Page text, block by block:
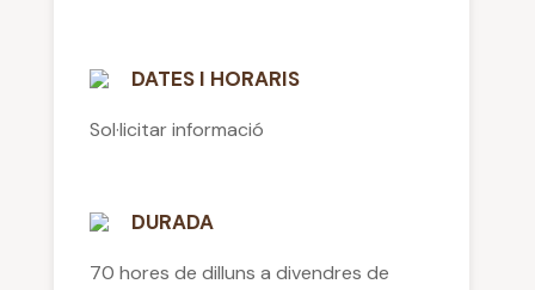
DATES I HORARIS
Sol·licitar informació
DURADA
70 hores de dilluns a divendres de